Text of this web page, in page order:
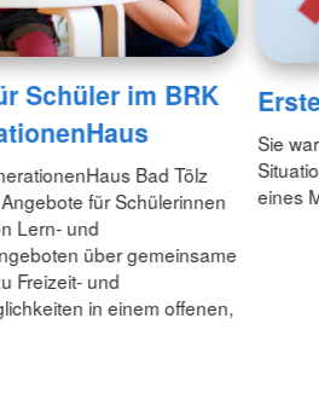
Schüler im BRK
Bad Tölz
für Schülerinnen
Lern- und
über gemeinsame
Freizeit- und
in einem offenen,
Sie
eines